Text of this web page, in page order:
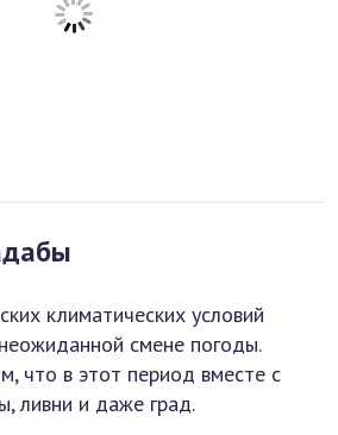
климатических условий
смене погоды.
что в этот период вместе с
ливни и даже град.